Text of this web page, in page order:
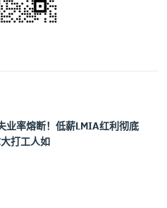
业率熔断！低薪LMIA红利彻底
打工人如